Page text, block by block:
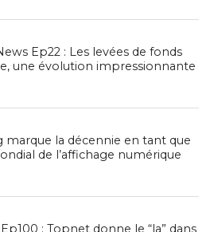
Ep22 : Les levées de fonds
une évolution impressionnante
marque la décennie en tant que
de l’affichage numérique
: Topnet donne le “la” dans